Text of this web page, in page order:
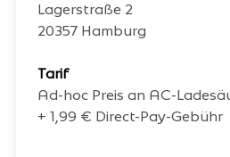
Lagerstraße 2
20357 Hamburg
Tarif
Ad-hoc Preis an AC-
+ 1,99 € Direct-Pay-Gebühr